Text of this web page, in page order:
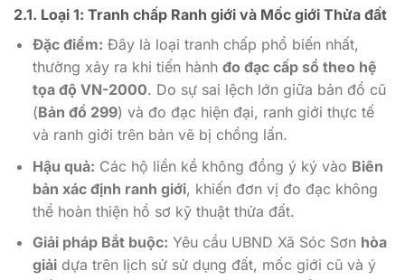
2.1. Loại 1: Tranh chấp Ranh giới và Mốc giới Thửa đất
Đặc điểm: Đây là loại tranh chấp phổ biến nhất,
thường xảy ra khi tiến hành đo đạc cấp sổ theo hệ
tọa độ VN-2000. Do sự sai lệch lớn giữa bản đồ cũ
(Bản đồ 299) và đo đạc hiện đại, ranh giới thực tế
và ranh giới trên bản vẽ bị chồng lấn.
Hậu quả: Các hộ liền kề không đồng ý ký vào Biên
bản xác định ranh giới, khiến đơn vị đo đạc không
thể hoàn thiện hồ sơ kỹ thuật thửa đất.
Giải pháp Bắt buộc: Yêu cầu UBND Xã Sóc Sơn hòa
giảidựa trên lịch sử sử dụng đất, mốc giới cũ và ý